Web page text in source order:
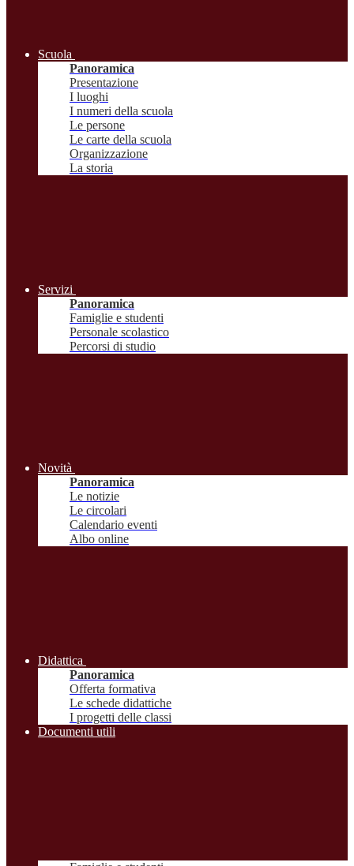
Scuola
Panoramica
Presentazione
I luoghi
I numeri della scuola
Le persone
Le carte della scuola
Organizzazione
La storia
Servizi
Panoramica
Famiglie e studenti
Personale scolastico
Percorsi di studio
Novità
Panoramica
Le notizie
Le circolari
Calendario eventi
Albo online
Didattica
Panoramica
Offerta formativa
Le schede didattiche
I progetti delle classi
Documenti utili